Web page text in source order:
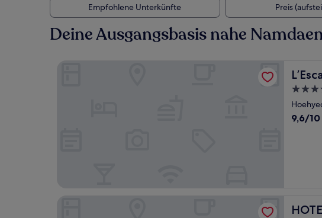
Empfohlene Unterkünfte
Preis
Deine Ausgangsbasis nahe
5.0-
9.6
9,6/10
L’Escape, a Luxury Collection Hotel, Seoul Myeongdong